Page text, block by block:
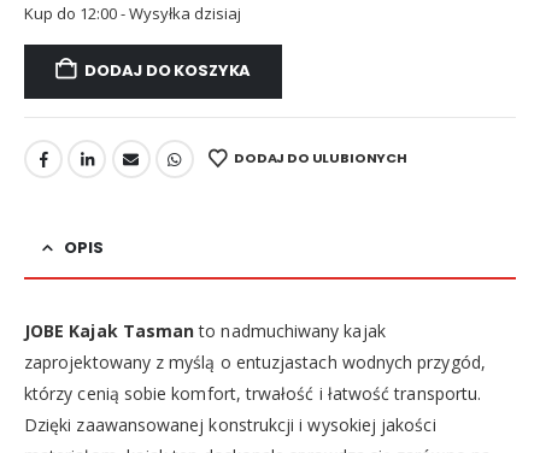
Kup do 12:00 - Wysyłka dzisiaj
DODAJ DO KOSZYKA
DODAJ DO ULUBIONYCH
OPIS
JOBE Kajak Tasmanto nadmuchiwany kajak
zaprojektowany z myślą o entuzjastach wodnych przygód,
którzy cenią sobie komfort, trwałość i łatwość transportu.
Dzięki zaawansowanej konstrukcji i wysokiej jakości